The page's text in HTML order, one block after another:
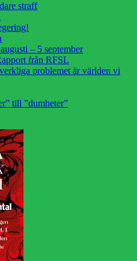
straff
– 5 september
från RFSL
problemet är världen vi
till ”dumheter”